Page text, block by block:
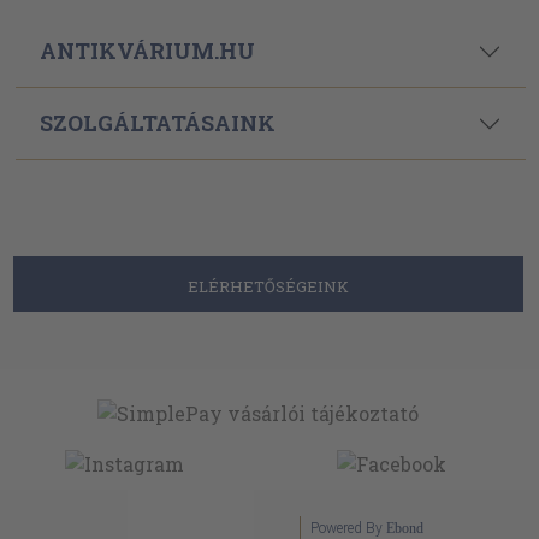
ANTIKVÁRIUM.HU
SZOLGÁLTATÁSAINK
ELÉRHETŐSÉGEINK
Powered By Ebond